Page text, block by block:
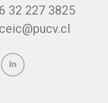
32 227 3825